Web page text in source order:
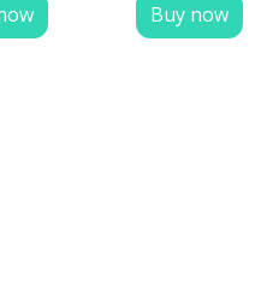
Buy now